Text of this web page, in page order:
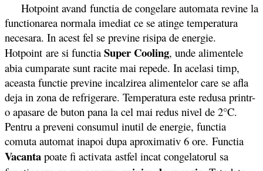
Hotpoint avand functia de congelare automata revine la
functionarea normala imediat ce se atinge temperatura
necesara. In acest fel se previne risipa de energie.
Hotpoint are si functia Super Cooling, unde alimentele
abia cumparate sunt racite mai repede. In acelasi timp,
aceasta functie previne incalzirea alimentelor care se afla
deja in zona de refrigerare. Temperatura este redusa printr-
o apasare de buton pana la cel mai redus nivel de 2°C.
Pentru a preveni consumul inutil de energie, functia
comuta automat inapoi dupa aproximativ 6 ore. Functia
Vacanta poate fi activata astfel incat congelatorul sa